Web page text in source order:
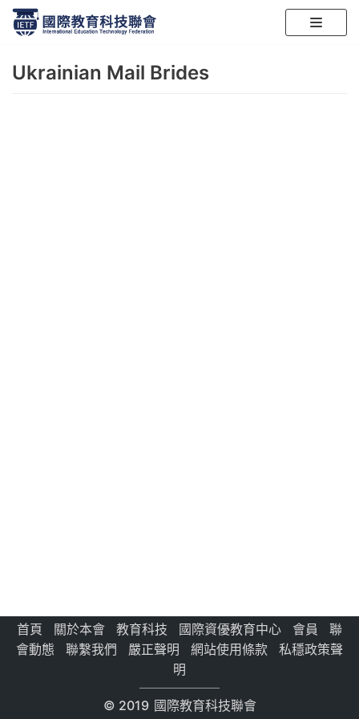
至
Ukrainian Mail Brides
首頁 關於本會 教育科技 國際資優教育中心 會員
聯
會動態
聯繫我們 嚴正聲明 網站使用條款
私穩政策聲
明
© 2019 國際教育科技聯會